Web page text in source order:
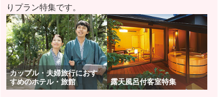
りプラン特集です。
カップル・夫婦旅行におす
すめのホテル・旅館
露天風呂付客室特集